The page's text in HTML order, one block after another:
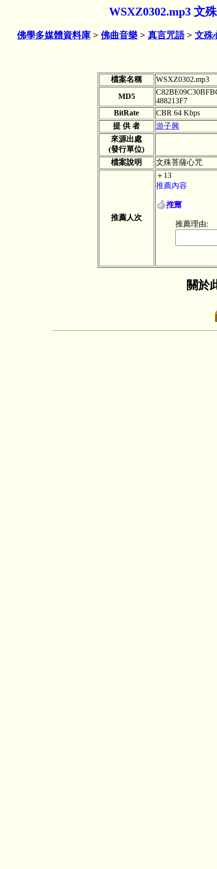
WSXZ0302.mp3 文
佛學多媒體資料庫 > 佛曲音樂 > 真言咒語> 文殊
檔案名稱 WSXZ0302.mp3
MD5
488213F7
BitRate
CBR 64 Kbps
提 供 者
游子興
來源出處
(發行單位)
檔案說明
文殊菩薩心咒
推薦人次
＋13
推薦內容
推薦理由:
關於